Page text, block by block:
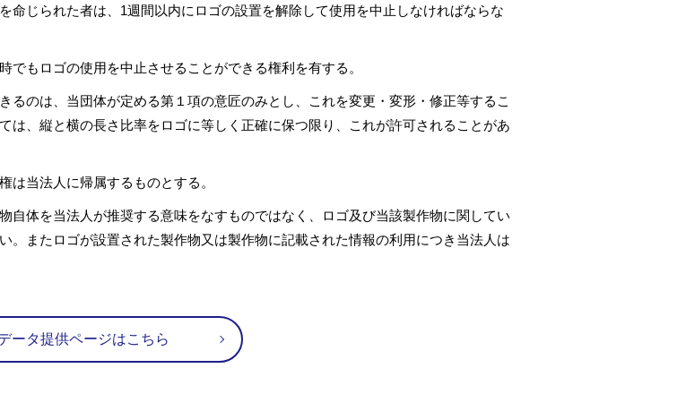
命じられた者は、1週間以内にロゴの設置を解除して使用を中止しなければならな
もロゴの使用を中止させることができる権利を有する。
るのは、当団体が定める第１項の意匠のみとし、これを変更・変形・修正等するこ
は、縦と横の長さ比率をロゴに等しく正確に保つ限り、これが許可されることがあ
は当法人に帰属するものとする。
自体を当法人が推奨する意味をなすものではなく、ロゴ及び当該製作物に関してい
。またロゴが設置された製作物又は製作物に記載された情報の利用につき当法人は
ータ提供ページはこちら